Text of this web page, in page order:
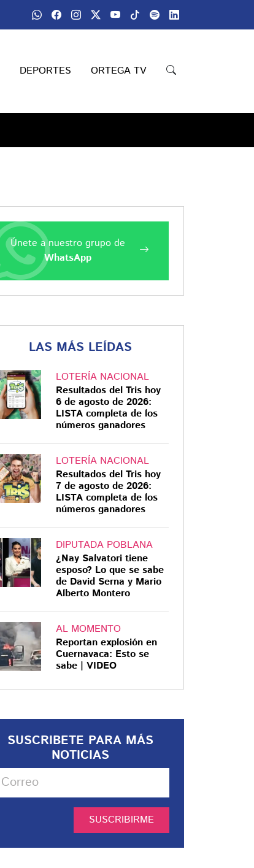
DEPORTES ORTEGA TV
Únete a nuestro grupo de
WhatsApp
LAS MÁS LEÍDAS
LOTERÍA NACIONAL
Resultados del Tris hoy
6 de agosto de 2026:
LISTA completa de los
números ganadores
LOTERÍA NACIONAL
Resultados del Tris hoy
7 de agosto de 2026:
LISTA completa de los
números ganadores
DIPUTADA POBLANA
¿Nay Salvatori tiene
esposo? Lo que se sabe
de David Serna y Mario
Alberto Montero
AL MOMENTO
Reportan explosión en
Cuernavaca: Esto se
sabe | VIDEO
SUSCRIBETE PARA MÁS
NOTICIAS
SUSCRIBIRME